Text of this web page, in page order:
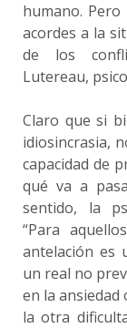
humano.
acordes a la
de los
Lutereau,
Claro que si
idiosincrasia,
capacidad de
qué va a
sentido, la
“Para
antelación es
un real no
en la ansiedad
la otra